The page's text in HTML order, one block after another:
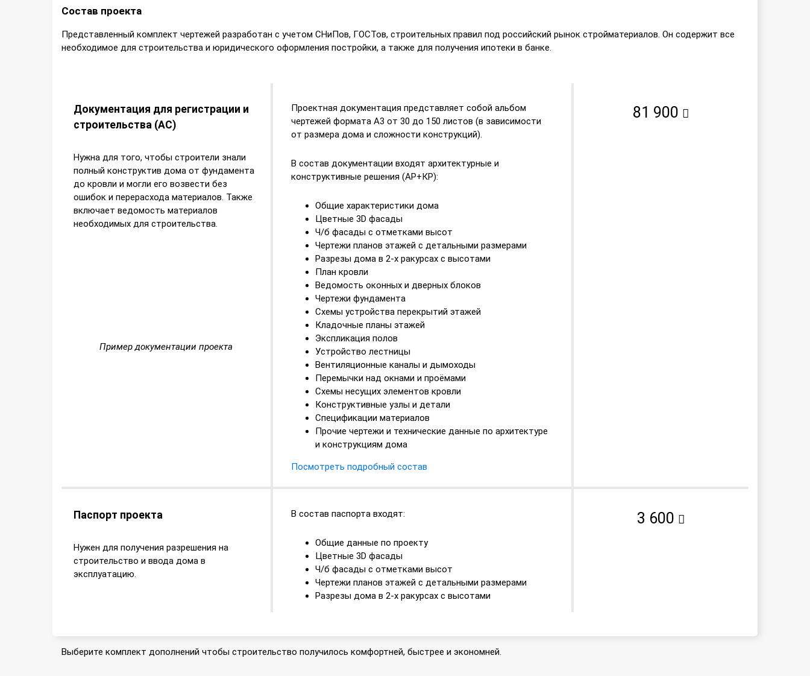
Состав проекта
Представленный комплект чертежей разработан с учетом СНиПов, ГОСТов, строительных правил под российский рынок стройматериалов. Он содержит все
необходимое для строительства и юридического оформления постройки, а также для получения ипотеки в банке.
Документация для регистрации и
строительства (АС)
Нужна для того, чтобы строители знали
полный конструктив дома от фундамента
до кровли и могли его возвести без
ошибок и перерасхода материалов. Также
включает ведомость материалов
необходимых для строительства.
Пример документации проекта
Проектная документация представляет собой альбом
чертежей формата А3 от 30 до 150 листов (в зависимости
от размера дома и сложности конструкций).
В состав документации входят архитектурные и
конструктивные решения (АР+КР):
Общие характеристики дома
Цветные 3D фасады
Ч/б фасады с отметками высот
Чертежи планов этажей с детальными размерами
Разрезы дома в 2-х ракурсах с высотами
План кровли
Ведомость оконных и дверных блоков
Чертежи фундамента
Схемы устройства перекрытий этажей
Кладочные планы этажей
Экспликация полов
Устройство лестницы
Вентиляционные каналы и дымоходы
Перемычки над окнами и проёмами
Схемы несущих элементов кровли
Конструктивные узлы и детали
Спецификации материалов
Прочие чертежи и технические данные по архитектуре
и конструкциям дома
Посмотреть подробный состав
81 900
Паспорт проекта
Нужен для получения разрешения на
строительство и ввода дома в
эксплуатацию.
В состав паспорта входят:
Общие данные по проекту
Цветные 3D фасады
Ч/б фасады с отметками высот
Чертежи планов этажей с детальными размерами
Разрезы дома в 2-х ракурсах с высотами
3 600
Выберите комплект дополнений чтобы строительство получилось комфортней, быстрее и экономней.